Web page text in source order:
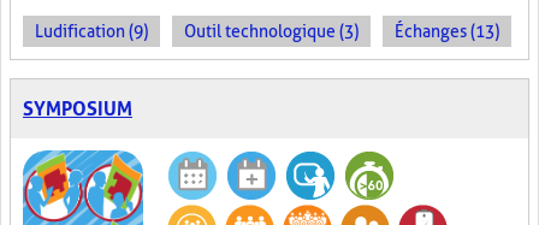
Ludification (9) Outil technologique (3) Échanges (13)
SYMPOSIUM